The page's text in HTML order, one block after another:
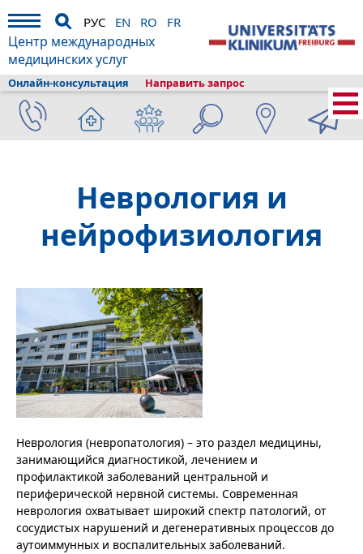
Направить запрос
Онлайн-консультация
РУС EN RO FR
Центр международных
медицинских услуг
Главная Диагностика и лечение Состав клиники ›Нейроцентр
Отделение неврологии и нейрофизиологии
Неврология и
нейрофизиология
Неврология (невропатология) – это раздел медицины,
занимающийся диагностикой, лечением и
профилактикой заболеваний центральной и
периферической нервной системы. Современная
неврология охватывает широкий спектр патологий, от
сосудистых нарушений и дегенеративных процессов до
аутоиммунных и воспалительных заболеваний.